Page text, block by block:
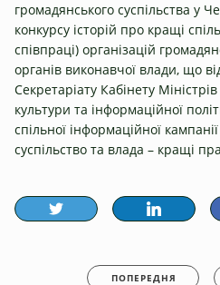
громадянського суспільства у
конкурсу історій про кращі
співпраці) організацій
органів виконавчої влади, що
Секретаріату Кабінету
культури та інформаційної
спільної інформаційної
суспільство та влада – кращі
ПОПЕРЕДНЯ